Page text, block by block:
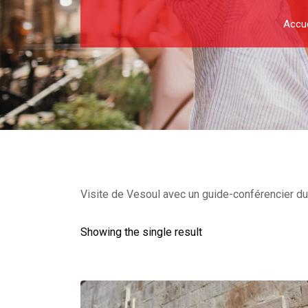
Visite de Vesoul avec un guide-conférencier
Showing the single result